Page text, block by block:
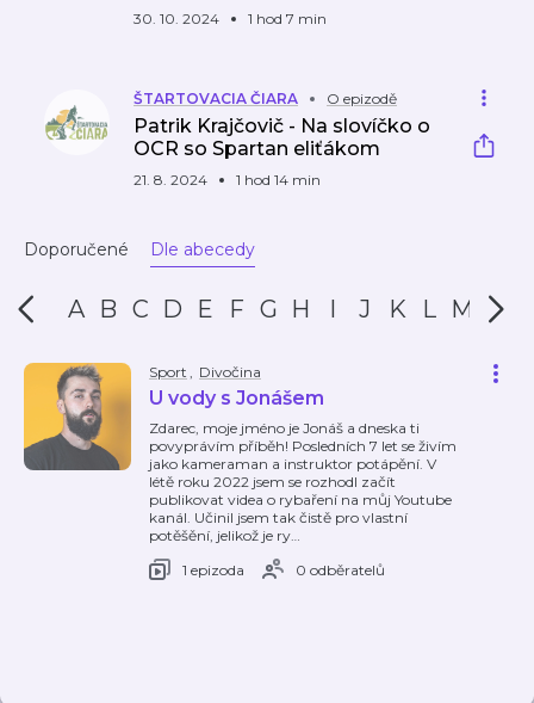
30. 10. 2024 1 hod 7 min
ŠTARTOVACIA ČIARA O epizodě
Patrik Krajčovič - Na slovíčko o
OCR so Spartan eliťákom
21. 8. 2024 1 hod 14 min
Doporučené Dle abecedy
A B C D E F G H I J K L M N
Sport , Divočina
U vody s Jonášem
Zdarec, moje jméno je Jonáš a dneska ti
povyprávím příběh! Posledních 7 let se živím
jako kameraman a instruktor potápění. V
létě roku 2022 jsem se rozhodl začít
publikovat videa o rybaření na můj Youtube
kanál. Učinil jsem tak čistě pro vlastní
potěšění, jelikož je ry…
1 epizoda
0 odběratelů